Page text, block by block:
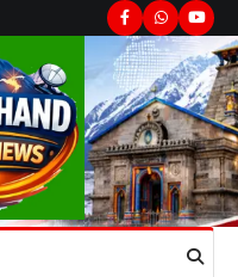
Facebook
Whatsapp